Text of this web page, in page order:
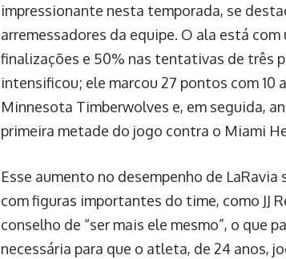
impressionante nesta temporada, se
arremessadores da equipe. O ala está
finalizações e 50% nas tentativas de três
intensificou; ele marcou 27 pontos com 10
Minnesota Timberwolves e, em seguida,
primeira metade do jogo contra o Miami
Esse aumento no desempenho de
com figuras importantes do time, como JJ
conselho de “ser mais ele mesmo”, o que
necessária para que o atleta, de 24 anos,